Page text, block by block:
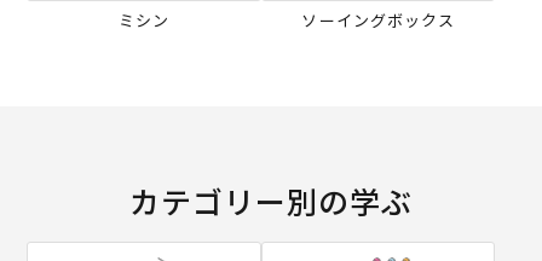
ミシン ソーイングボックス
カテゴリー別の学ぶ